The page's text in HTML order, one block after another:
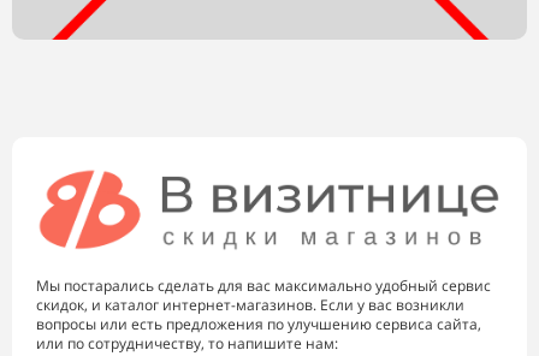
Мы постарались сделать для вас максимально удобный сервис
скидок, и каталог интернет-магазинов. Если у вас возникли
вопросы или есть предложения по улучшению сервиса сайта,
или по сотрудничеству, то напишите нам: